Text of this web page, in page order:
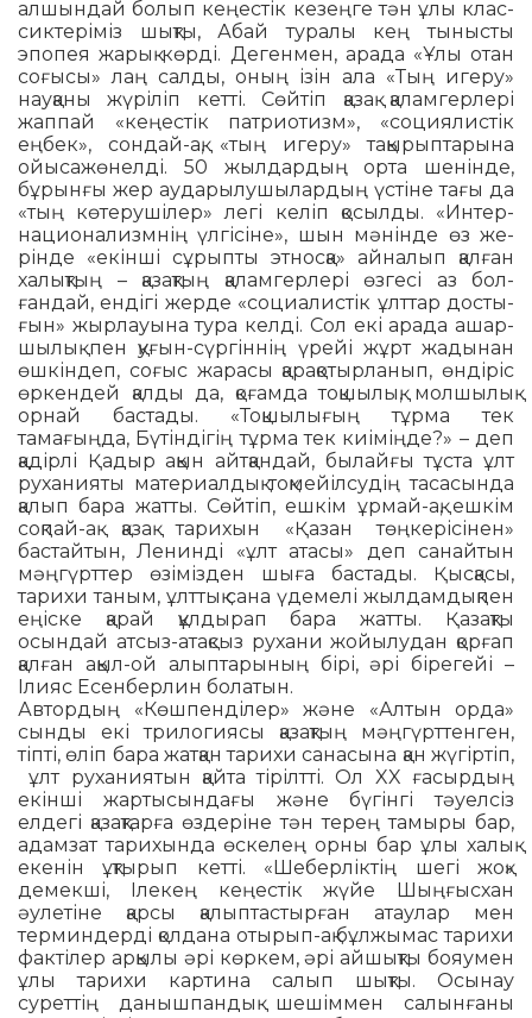
алшындай болып кеңестік кезеңге тән ұлы клас­
сик­те­ріміз шықты, Абай туралы кең тынысты
эпопея жарық көрді. Дегенмен, арада «Ұлы отан
соғысы» лаң салды, оның ізін ала «Тың игеру»
науқаны жүріліп кетті. Сөйтіп қазақ қаламгерлері
жаппай «кеңестік патриотизм», «социялистік
еңбек», сондай-ақ, «тың игеру» тақырыптарына
ойысажөнелді. 50 жыл­дар­дың орта шенінде,
бұрынғы жер аударылушылардың үстіне тағы да
«тың көтерушілер» легі келіп қосыл­ды. «Интер­
нацио­нализмнің үлгісіне», шын мәнінде өз же­
рін­де «екінші сұрыпты этносқа» айналып қалған
халықтың – қазақтың қаламгерлері өзгесі аз бол­
ғандай, ендігі жерде «социалис­тік ұлттар досты­
ғын» жырлауына тура келді. Сол екі арада ашар­
шылық пен қуғын-сүр­гіннің үрейі жұрт жадынан
өшкіндеп, соғыс жарасы қарақотыр­ланып, өндіріс
өркендей қалды да, қоғамда тоқ­шылық, молшылық
орнай бастады. «Тоқшылығың тұрма тек
тамағыңда, Бүтіндігің тұрма тек киіміңде?» – деп
қадірлі Қадыр ақын айтқандай, былайғы тұста ұлт
руханияты материалдық тоқмейілсудің тасасында
қалып бара жатты. Сөйтіп, ешкім ұрмай-ақ, ешкім
соқпай-ақ қазақ тарихын «Қазан төңкерісінен»
бастайтын, Ленинді «ұлт атасы» деп санайтын
мәң­гүрттер өзімізден шыға бастады. Қыс­қасы,
тарихи таным, ұлттық сана үдемелі жылдамдықпен
еңіске қарай құлдырап бара жатты. Қазақты
осындай атсыз-атақсыз ру­хани жойылудан қорғап
қалған ақыл-ой алыптарының бірі, әрі бірегейі –
Ілияс Есенберлин болатын.
Автордың «Көшпенділер» және «Алтын орда»
сынды екі трилогиясы қазақтың мәңгүрттенген,
тіпті, өліп бара жатқан тарихи санасына қан жү­гір­тіп,
ұлт руханиятын қайта тірілтті. Ол XX ға­сыр­­дың
екінші жартысындағы және бүгінгі тә­уел­сіз
елдегі қазақтарға өздеріне тән терең та­мы­ры бар,
адамзат тарихында өскелең орны бар ұлы халық
екенін ұқтырып кетті. «Шеберліктің шегі жоқ»
демекші, Ілекең кеңестік жүйе Шың­ғысхан
әулетіне қарсы қалыптастырған атаулар мен
терминдерді қолдана отырып-ақ бұлжымас тарихи
фактілер арқылы әрі көркем, әрі айшықты бояумен
ұлы тарихи картина салып шықты. Осынау
суреттің данышпандық шешіммен салынғаны